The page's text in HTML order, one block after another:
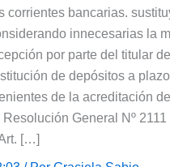
corrientes bancarias.
innecesarias la
por parte del titular
de depósitos a
de la acreditación
General Nº
[…]